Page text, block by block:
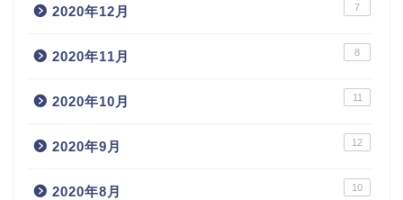
2020年12月 7
2020年11月 8
2020年10月 11
2020年9月 12
2020年8月 10